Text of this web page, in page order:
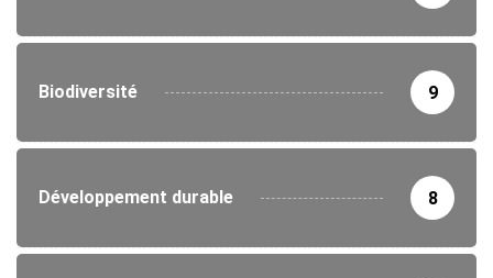
Biodiversité 9
Développement durable 8